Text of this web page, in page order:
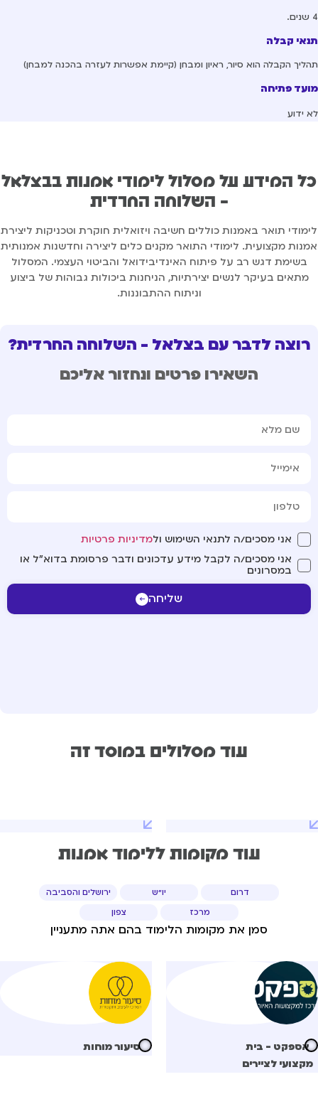
קבלה
הקבלה הוא סיור, ראיון ומבחן (קיימת אפשרות לעזרה בהכנה למבחן)
פתיחה
ידוע
המידע על מסלול לימודי אמנות בבצלאל
- השלוחה החרדית
תואר באמנות כוללים חשיבה ויזואלית חוקרת וטכניקות ליצירת
מקצועית. לימודי התואר מקנים כלים ליצירה וחדשנות אמנותית
בשימת דגש רב על פיתוח האינדיבידואל והביטוי העצמי. המסלול
מתאים בעיקר לנשים יצירתיות, הניחנות ביכולות גבוהות של ביצוע
וניתוח ההתבוננות.
רוצה לדבר עם בצלאל - השלוחה החרדית?
השאירו פרטים ונחזור אליכם
אני מסכים/ה לתנאי השימוש ולמדיניות פרטיות
אני מסכים/ה לקבל מידע עדכונים ודבר פרסומת בדוא"ל או
במסרונים
שליחה
עוד מסלולים במוסד זה
עוד מקומות ללימוד אמנות
דרום יו"ש
ירושלים והסביבה
מרכז
צפון
סמן את מקומות הלימוד בהם אתה מתעניין
אספקט - בית
לציירים
סיעור מוחות